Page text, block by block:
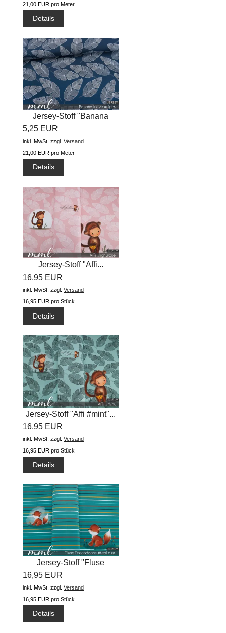
21,00 EUR pro Meter
Details
Jersey-Stoff "Banana
Leave...
5,25 EUR
inkl. MwSt. zzgl. Versand
21,00 EUR pro Meter
Details
Jersey-Stoff "Affi...
16,95 EUR
inkl. MwSt. zzgl. Versand
16,95 EUR pro Stück
Details
Jersey-Stoff "Affi #mint"...
16,95 EUR
inkl. MwSt. zzgl. Versand
16,95 EUR pro Stück
Details
Jersey-Stoff "Fluse
Frechdachs...
16,95 EUR
inkl. MwSt. zzgl. Versand
16,95 EUR pro Stück
Details